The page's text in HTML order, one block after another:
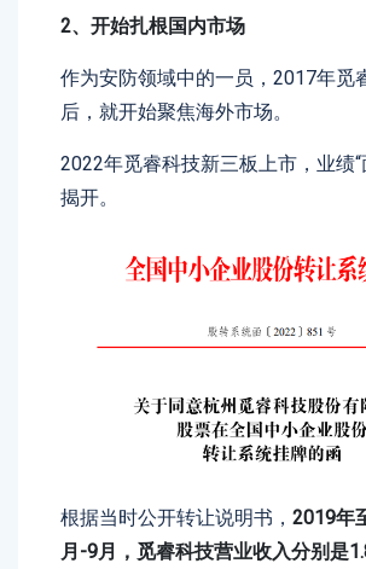
2、开始扎根国内市场
作为安防领域中的一员，2017年觅
后，就开始聚焦海外市场。
2022年觅睿科技新三板上市，业绩“
揭开。
根据当时公开转让说明书， 2019年
月-9月，觅睿科技营业收入分别是